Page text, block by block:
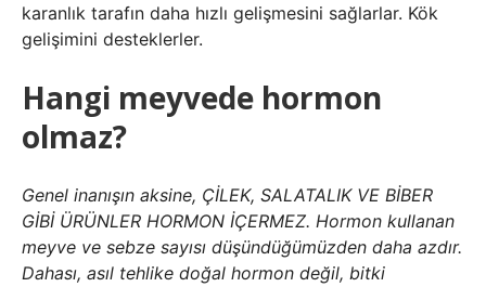
karanlık tarafın daha hızlı gelişmesini sağlarlar. Kök
gelişimini desteklerler.
Hangi meyvede hormon
olmaz?
Genel inanışın aksine, ÇİLEK, SALATALIK VE BİBER
GİBİ ÜRÜNLER HORMON İÇERMEZ. Hormon kullanan
meyve ve sebze sayısı düşündüğümüzden daha azdır.
Dahası, asıl tehlike doğal hormon değil, bitki